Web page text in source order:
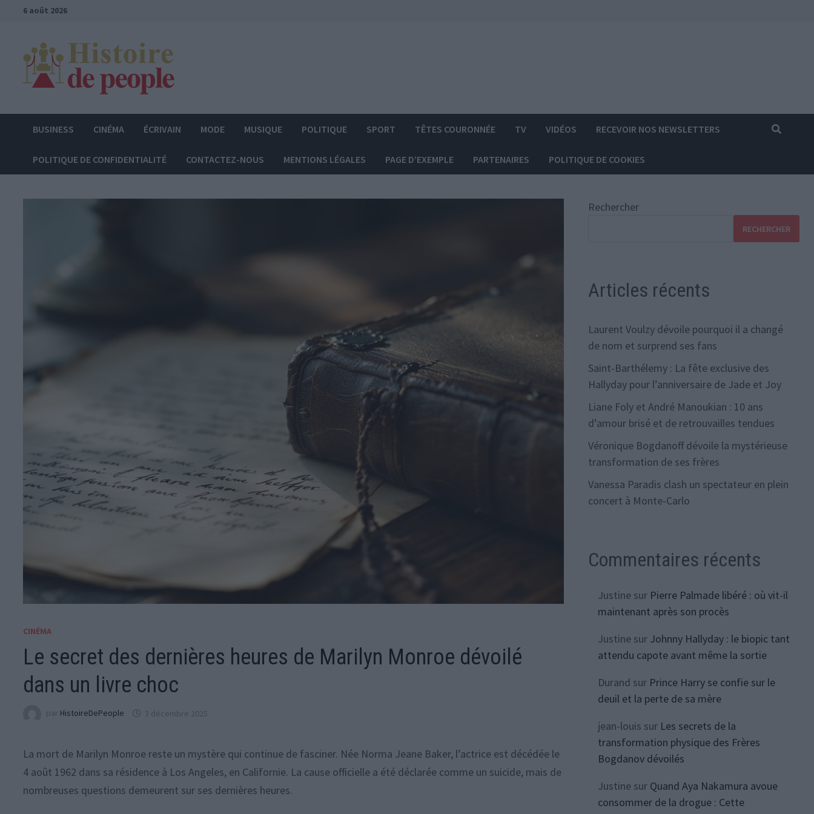
Passer6 août 2026
BUSINESS CINÉMA ÉCRIVAIN MODE MUSIQUE POLITIQUE SPORT TÊTES COURONNÉE TV VIDÉOS RECEVOIR NOS NEWSLETTERS
POLITIQUE DE CONFIDENTIALITÉ CONTACTEZ-NOUS MENTIONS LÉGALES PAGE D’EXEMPLE PARTENAIRES POLITIQUE DE COOKIES
CINÉMA
Le secret des dernières heures de Marilyn Monroe dévoilé
dans un livre choc
par HistoireDePeople 3 décembre 2025
La mort de Marilyn Monroe reste un mystère qui continue de fasciner. Née Norma Jeane Baker, l’actrice est décédée le
4 août 1962 dans sa résidence à Los Angeles, en Californie. La cause officielle a été déclarée comme un suicide, mais de
nombreuses questions demeurent sur ses dernières heures.
Rechercher
RECHERCHER
Articles récents
Laurent Voulzy dévoile pourquoi il a changé
de nom et surprend ses fans
Saint-Barthélemy : La fête exclusive des
Hallyday pour l’anniversaire de Jade et Joy
Liane Foly et André Manoukian : 10 ans
d’amour brisé et de retrouvailles tendues
Véronique Bogdanoff dévoile la mystérieuse
transformation de ses frères
Vanessa Paradis clash un spectateur en plein
concert à Monte-Carlo
Commentaires récents
Justinesur Pierre Palmade libéré : où vit-il
maintenant après son procès
Justinesur Johnny Hallyday : le biopic tant
attendu capote avant même la sortie
Durand sur Prince Harry se confie sur le
deuil et la perte de sa mère
jean-louis sur Les secrets de la
transformation physique des Frères
Bogdanov dévoilés
Justinesur Quand Aya Nakamura avoue
consommer de la drogue : Cette